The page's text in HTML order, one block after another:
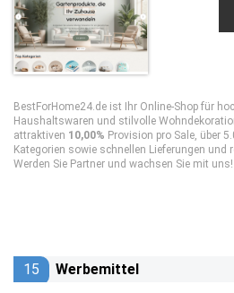
BestForHome24.de ist Ihr Online-Shop für
Haushaltswaren und stilvolle
attraktiven 10,00% Provision pro Sale, über
Kategorien sowie schnellen Lieferungen und
Werden Sie Partner und wachsen Sie mit uns!
15 Werbemittel